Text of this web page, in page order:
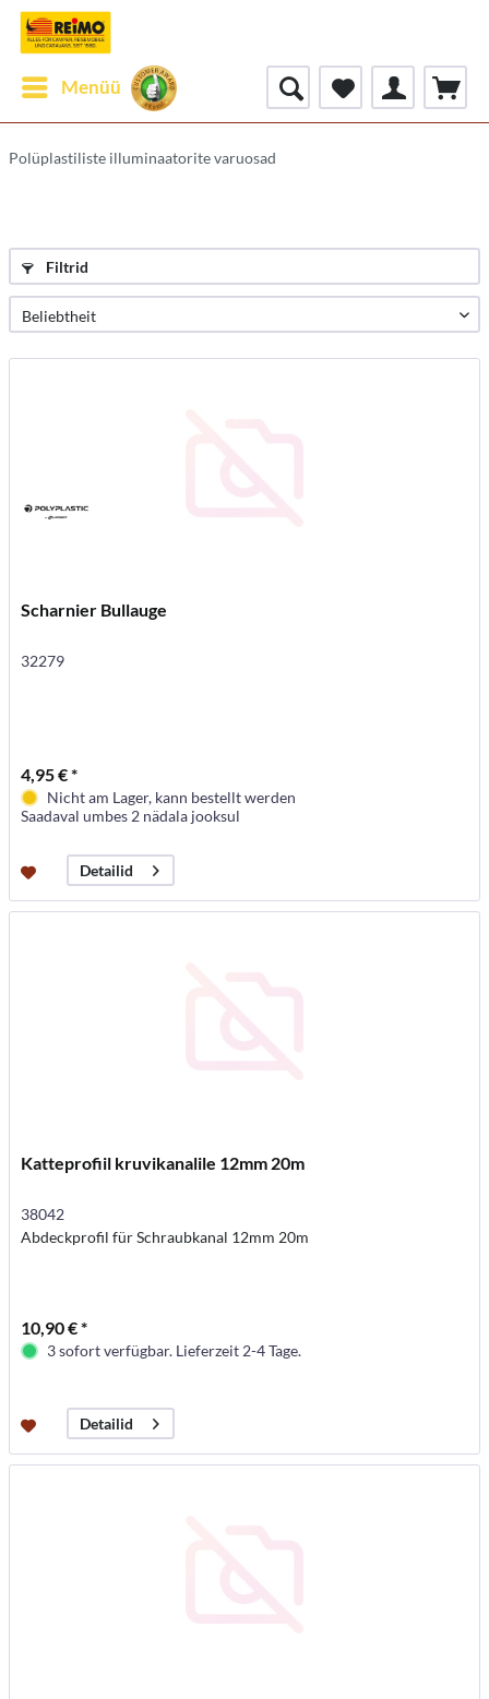
Menüü
Polüplastiliste illuminaatorite varuosad
Filtrid
Scharnier Bullauge
32279
4,95 € *
Nicht am Lager, kann bestellt werden
Saadaval umbes 2 nädala jooksul
Detailid
Katteprofiil kruvikanalile 12mm 20m
38042
Abdeckprofil für Schraubkanal 12mm 20m
10,90 € *
3 sofort verfügbar. Lieferzeit 2-4 Tage.
Detailid